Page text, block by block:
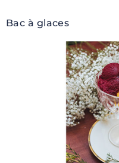
Bac à glaces